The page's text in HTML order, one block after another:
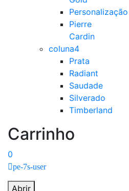
Personalização
Pierre
Cardin
coluna4
Prata
Radiant
Saudade
Silverado
Timberland
Carrinho
0
pe-7s-user
Abrir